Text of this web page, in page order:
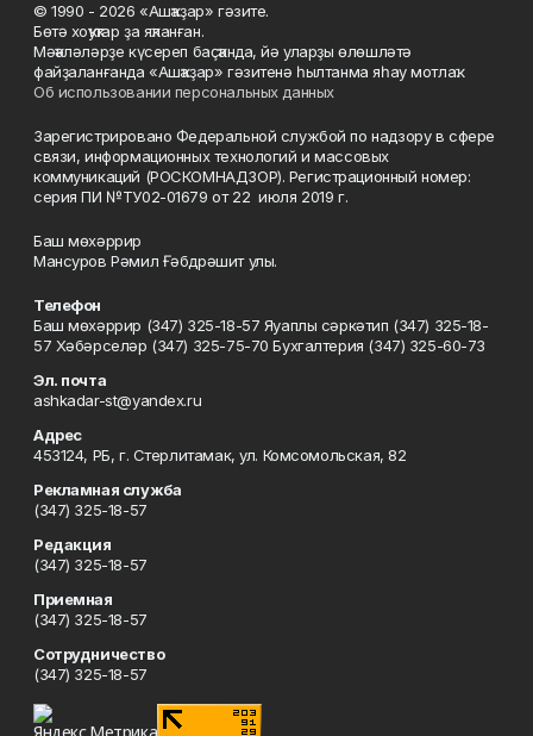
© 1990 - 2026 «Ашҡаҙар» гәзите.
Бөтә хоҡуҡтар ҙа яҡланған.
Мәҡәләләрҙе күсереп баҫҡанда, йә уларҙы өлөшләтә
файҙаланғанда «Ашҡаҙар» гәзитенә һылтанма яһау мотлаҡ.
Об использовании персональных данных
Зарегистрировано Федеральной службой по надзору в сфере
связи, информационных технологий и массовых
коммуникаций (РОСКОМНАДЗОР). Регистрационный номер:
серия ПИ №ТУ02-01679 от 22 июля 2019 г.
Баш мөхәррир
Мансуров Рәмил Ғәбдрәшит улы.
Телефон
Баш мөхәррир (347) 325-18-57 Яуаплы сәркәтип (347) 325-18-
57 Хәбәрселәр (347) 325-75-70 Бухгалтерия (347) 325-60-73
Эл. почта
ashkadar-st@yandex.ru
Адрес
453124, РБ, г. Стерлитамак, ул. Комсомольская, 82
Рекламная служба
(347) 325-18-57
Редакция
(347) 325-18-57
Приемная
(347) 325-18-57
Сотрудничество
(347) 325-18-57